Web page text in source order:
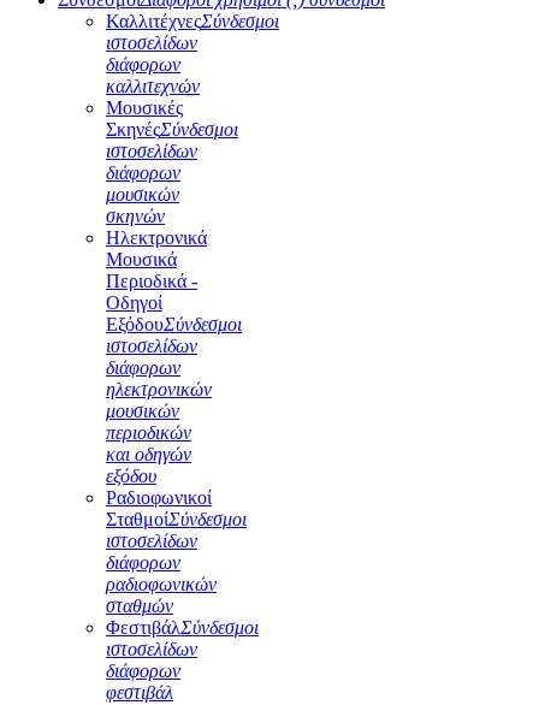
ΚαλλιτέχνεςΣύνδεσμοι
ιστοσελίδων
διάφορων
καλλιτεχνών
Μουσικές
ΣκηνέςΣύνδεσμοι
ιστοσελίδων
διάφορων
μουσικών
σκηνών
Ηλεκτρονικά
Μουσικά
Περιοδικά -
Οδηγοί
ΕξόδουΣύνδεσμοι
ιστοσελίδων
διάφορων
ηλεκτρονικών
μουσικών
περιοδικών
και οδηγών
εξόδου
Ραδιοφωνικοί
ΣταθμοίΣύνδεσμοι
ιστοσελίδων
διάφορων
ραδιοφωνικών
σταθμών
ΦεστιβάλΣύνδεσμοι
ιστοσελίδων
διάφορων
φεστιβάλ